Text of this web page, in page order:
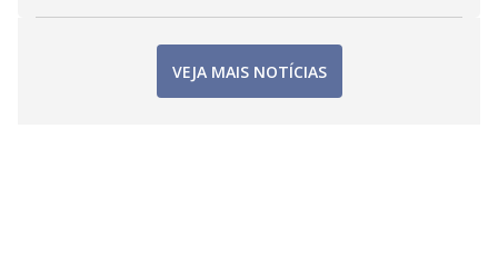
VEJA MAIS NOTÍCIAS